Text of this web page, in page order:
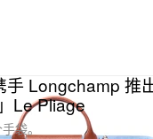
手 Longchamp 推
Le Pliage
袋。